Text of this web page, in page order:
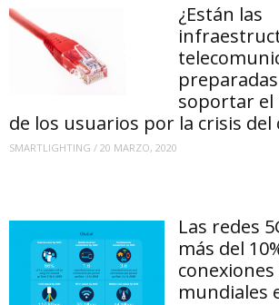
¿Están las
soportar
de los usuarios por la crisis del
SMARTLIGHTING / 20 MARZO, 2020
Las redes
más del
mundiales